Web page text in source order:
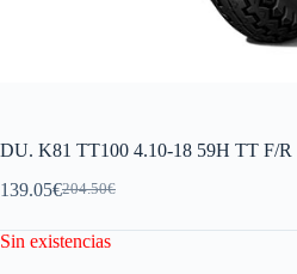
DU. K81 TT100 4.10-18 59H TT F/R
204.50€
139.05€
Sin existencias